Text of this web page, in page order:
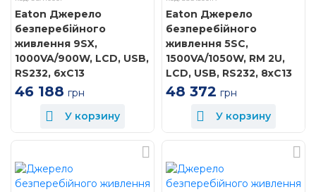
Eaton Джерело
безперебійного
живлення 9SX,
1000VA/900W, LCD, USB,
RS232, 6xC13
46 188 грн
У корзину
Eaton Джерело
безперебійного
живлення 5SC,
1500VA/1050W, RM 2U,
LCD, USB, RS232, 8xC13
48 372 грн
У корзину